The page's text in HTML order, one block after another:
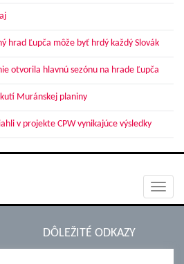
hrad Ľupča môže byť hrdý každý Slovák
otvorila hlavnú sezónu na hrade Ľupča
Muránskej planiny
v projekte CPW vynikajúce výsledky
DÔLEŽITÉ ODKAZY